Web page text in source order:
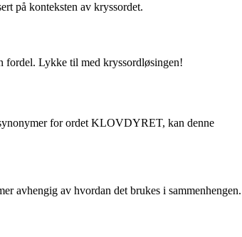
på konteksten av kryssordet.
fordel. Lykke til med kryssordløsingen!
for ordet KLOVDYRET, kan denne
avhengig av hvordan det brukes i sammenhengen.